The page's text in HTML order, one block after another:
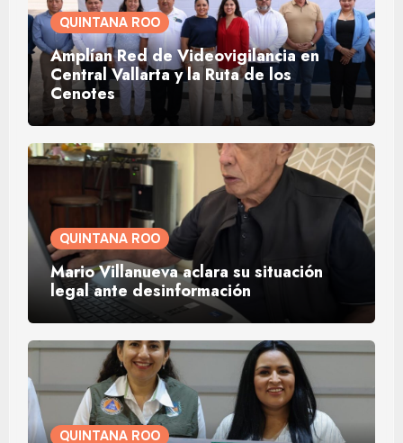
QUINTANA ROO
Amplían Red de Videovigilancia en
Central Vallarta y la Ruta de los
Cenotes
QUINTANA ROO
Mario Villanueva aclara su situación
legal ante desinformación
QUINTANA ROO